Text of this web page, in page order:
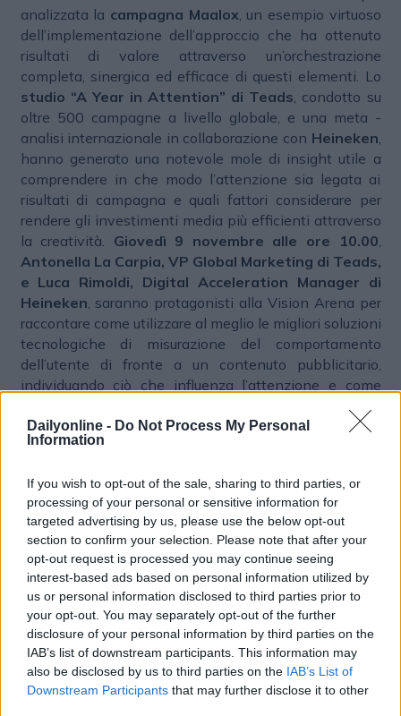
Dailyonline - Do Not Process My Personal
Information
If you wish to opt-out of the sale, sharing to third parties, or
processing of your personal or sensitive information for
targeted advertising by us, please use the below opt-out
section to confirm your selection. Please note that after your
opt-out request is processed you may continue seeing
interest-based ads based on personal information utilized by
us or personal information disclosed to third parties prior to
your opt-out. You may separately opt-out of the further
disclosure of your personal information by third parties on the
IAB’s list of downstream participants. This information may
also be disclosed by us to third parties on the IAB’s List of
Downstream Participants that may further disclose it to other
analizzata la campagna Maalox , un esempio virtuoso
dell’implementazione dell’approccio che ha ottenuto
risultati di valore attraverso un’orchestrazione
completa, sinergica ed efficace di questi elementi. Lo
studio “A Year in Attention” di Teads , condotto su
oltre 500 campagne a livello globale, e una meta -
analisi internazionale in collaborazione con Heineken
hanno generato una notevole mole di insight utile a
comprendere in che modo l’attenzione sia legata ai
risultati di campagna e quali fattori considerare per
rendere gli investimenti media più efficienti attraverso
la creatività. Giovedì 9 novembre alle ore 10.00
Antonella La Carpia, VP Global Marketing di Teads,
e Luca Rimoldi, Digital Acceleration Manager di
Heineken , saranno protagonisti alla Vision Arena per
raccontare come utilizzare al meglio le migliori soluzioni
tecnologiche di misurazione del comportamento
dell’utente di fronte a un contenuto pubblicitario,
individuando ciò che influenza l’attenzione e come
omnicanale di successo, in un intervento dal titolo “La
relazione tra attenzione e risultati di campagna:
https://www.iabforum.it/conferenza/conferenza-09-
novembre-vision-arena).
PLATFORM OMNICHANNEL BRAND MARKETING